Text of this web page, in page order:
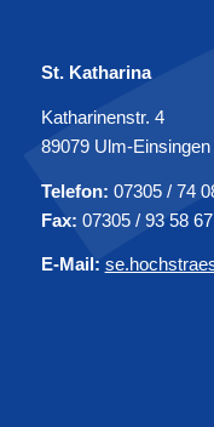
St. Katharina
Katharinenstr. 4
89079 Ulm-Einsingen
Telefon: 07305 / 74
Fax: 07305 / 93 58 67
E-Mail: